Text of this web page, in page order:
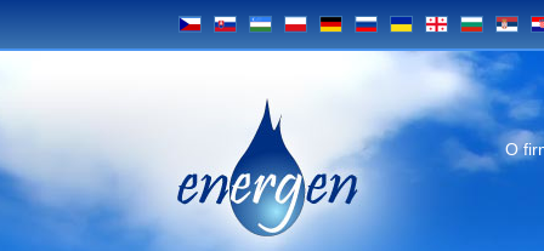
CS SK UZ PL DE RU UA GE BG SRB
Energen
O